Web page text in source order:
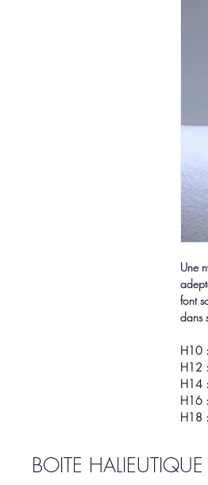
Une
font
dans
H10
H12
H14
H16
H18
BOITE HALIEUTIQUE